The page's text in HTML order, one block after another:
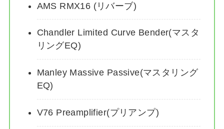
AMS RMX16 (リバーブ)
Chandler Limited Curve Bender(マスタ
リングEQ)
Manley Massive Passive(マスタリング
EQ)
V76 Preamplifier(プリアンプ)